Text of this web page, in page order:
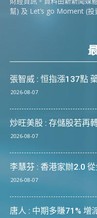
幫) 及 Let’s go Moment (投
張智威 : 恒指漲137點
2026-08-07
炒旺美股 : 存儲股若再
2026-08-07
李慧芬 : 香港家辦2.0
2026-08-07
唐人 : 中期多賺71% 增